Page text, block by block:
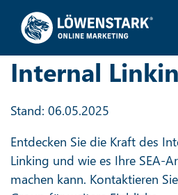
Internal
Stand: 06.05.2025
Entdecken Sie die Kraft des
Linking und wie es Ihre SEA-
machen kann. Kontaktieren